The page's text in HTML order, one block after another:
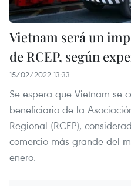
Vietnam será un
de RCEP, según
15/02/2022 13:33
Se espera que Vietnam se
beneficiario de la
Regional (RCEP),
comercio más grande del
enero.